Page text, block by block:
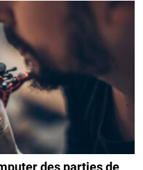
des parties de